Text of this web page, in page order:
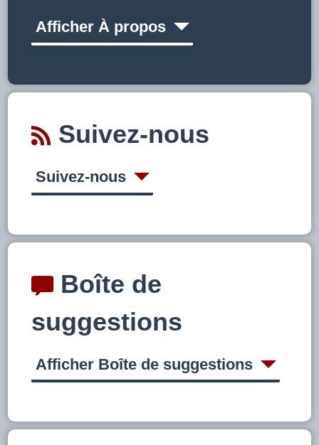
Afficher À propos
Suivez-nous
Suivez-nous
Boîte de
suggestions
Afficher Boîte de suggestions